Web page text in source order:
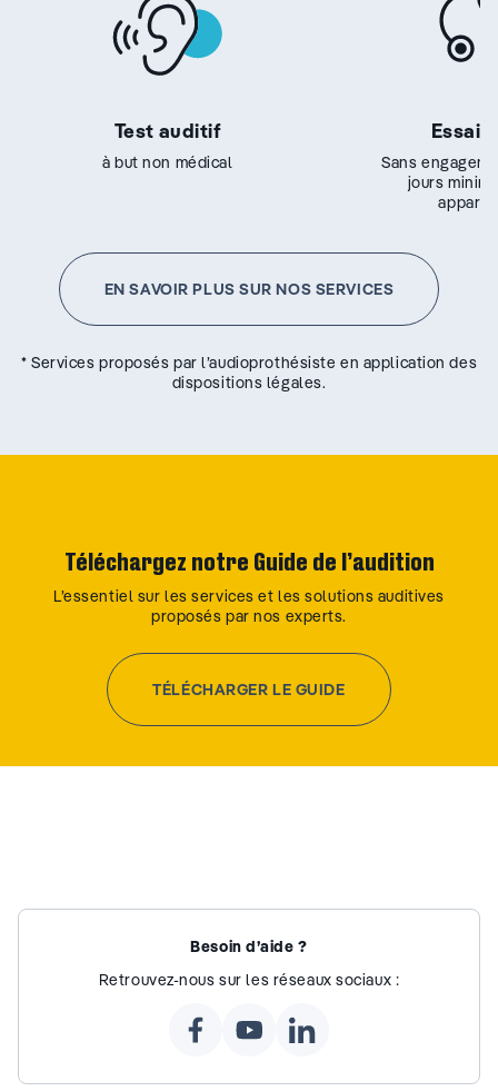
Test auditif
à but non médical
Essai
Sans
jours
EN SAVOIR PLUS SUR NOS SERVICES
* Services proposés par l’audioprothésiste en application des
dispositions légales.
Téléchargez notre Guide de l’audition
L’essentiel sur les services et les solutions auditives
proposés par nos experts.
TÉLÉCHARGER LE GUIDE
Besoin d’aide ?
Retrouvez-nous sur les réseaux sociaux :